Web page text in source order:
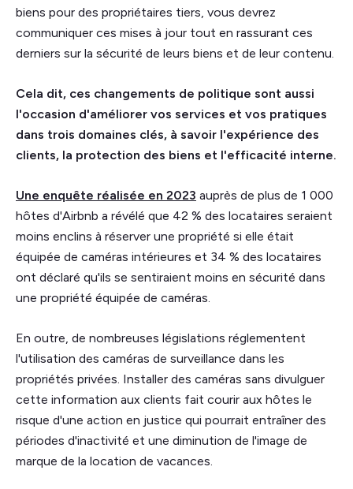
biens pour des propriétaires tiers, vous devrez
communiquer ces mises à jour tout en rassurant ces
derniers sur la sécurité de leurs biens et de leur contenu.
Cela dit, ces changements de politique sont aussi
l'occasion d'améliorer vos services et vos pratiques
dans trois domaines clés, à savoir l'expérience des
clients, la protection des biens et l'efficacité interne.
Une enquête réalisée en 2023 auprès de plus de 1 000
hôtes d'Airbnb a révélé que 42 % des locataires seraient
moins enclins à réserver une propriété si elle était
équipée de caméras intérieures et 34 % des locataires
ont déclaré qu'ils se sentiraient moins en sécurité dans
une propriété équipée de caméras.
En outre, de nombreuses législations réglementent
l'utilisation des caméras de surveillance dans les
propriétés privées. Installer des caméras sans divulguer
cette information aux clients fait courir aux hôtes le
risque d'une action en justice qui pourrait entraîner des
périodes d'inactivité et une diminution de l'image de
marque de la location de vacances.